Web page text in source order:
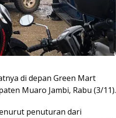
di depan Green Mart
Muaro Jambi, Rabu (3/11).
penuturan dari